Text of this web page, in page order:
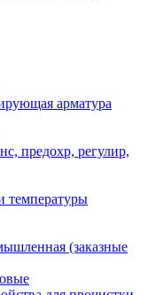
арматура
предохр, регулир,
температуры
(заказные